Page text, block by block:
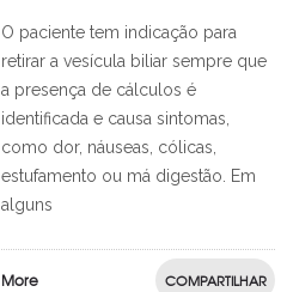
O paciente tem indicação para
retirar a vesícula biliar sempre que
a presença de cálculos é
identificada e causa sintomas,
como dor, náuseas, cólicas,
estufamento ou má digestão. Em
alguns
More COMPARTILHAR